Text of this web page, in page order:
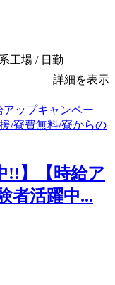
工場 / 日勤
詳細を表示
!!】【時給ア
者活躍中...